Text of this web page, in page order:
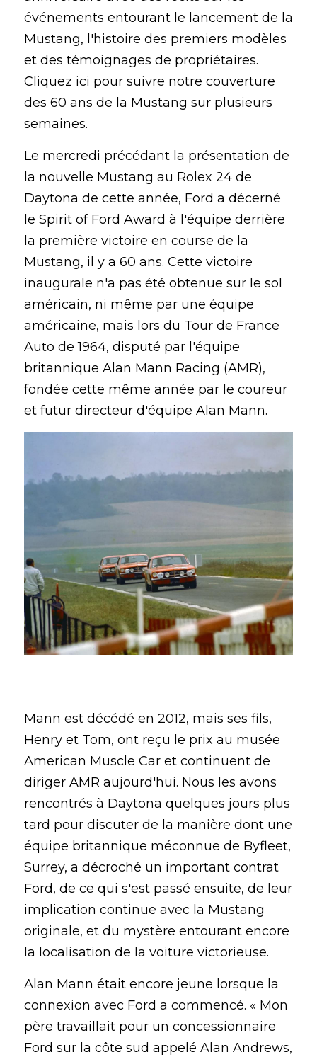
événements entourant le lancement de la
Mustang, l'histoire des premiers modèles
et des témoignages de propriétaires.
Cliquez ici pour suivre notre couverture
des 60 ans de la Mustang sur plusieurs
semaines.
Le mercredi précédant la présentation de
la nouvelle Mustang au Rolex 24 de
Daytona de cette année, Ford a décerné
le Spirit of Ford Award à l'équipe derrière
la première victoire en course de la
Mustang, il y a 60 ans. Cette victoire
inaugurale n'a pas été obtenue sur le sol
américain, ni même par une équipe
américaine, mais lors du Tour de France
Auto de 1964, disputé par l'équipe
britannique Alan Mann Racing (AMR),
fondée cette même année par le coureur
et futur directeur d'équipe Alan Mann.
Mann est décédé en 2012, mais ses fils,
Henry et Tom, ont reçu le prix au musée
American Muscle Car et continuent de
diriger AMR aujourd'hui. Nous les avons
rencontrés à Daytona quelques jours plus
tard pour discuter de la manière dont une
équipe britannique méconnue de Byfleet,
Surrey, a décroché un important contrat
Ford, de ce qui s'est passé ensuite, de leur
implication continue avec la Mustang
originale, et du mystère entourant encore
la localisation de la voiture victorieuse.
Alan Mann était encore jeune lorsque la
connexion avec Ford a commencé. « Mon
père travaillait pour un concessionnaire
Ford sur la côte sud appelé Alan Andrews,